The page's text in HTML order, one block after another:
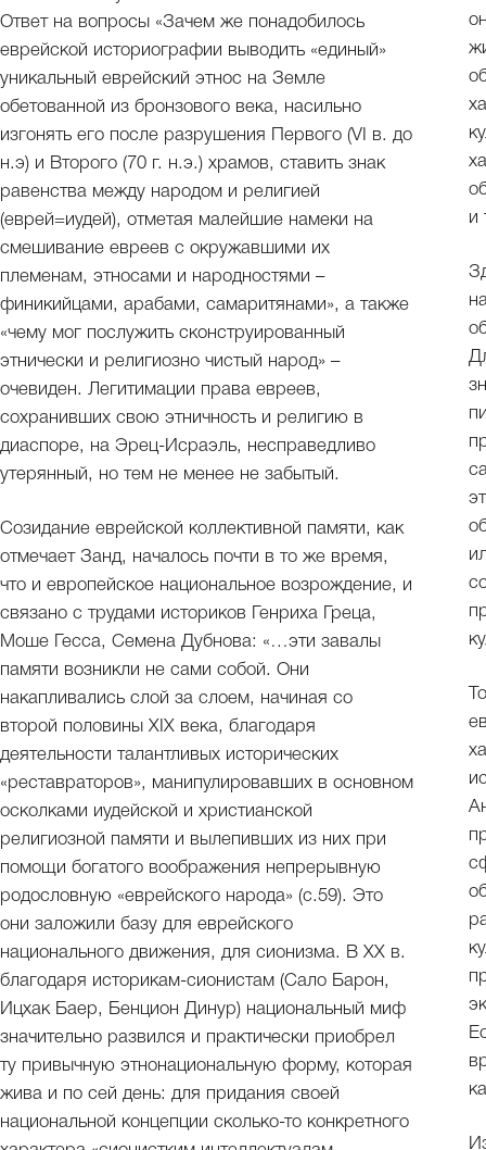
Ответ на вопросы «Зачем же понадобилось
еврейской историографии выводить «единый»
уникальный еврейский этнос на Земле
обетованной из бронзового века, насильно
изгонять его после разрушения Первого (VI в. до
н.э) и Второго (70 г. н.э.) храмов, ставить знак
равенства между народом и религией
(еврей=иудей), отметая малейшие намеки на
смешивание евреев с окружавшими их
племенам, этносами и народностями –
финикийцами, арабами, самаритянами», а также
«чему мог послужить сконструированный
этнически и религиозно чистый народ» –
очевиден. Легитимации права евреев,
сохранивших свою этничность и религию в
диаспоре, на Эрец-Исраэль, несправедливо
утерянный, но тем не менее не забытый.
Созидание еврейской коллективной памяти, как
отмечает Занд, началось почти в то же время,
что и европейское национальное возрождение, и
связано с трудами историков Генриха Греца,
Моше Гесса, Семена Дубнова: «…эти завалы
памяти возникли не сами собой. Они
накапливались слой за слоем, начиная со
второй половины XIX века, благодаря
деятельности талантливых исторических
«реставраторов», манипулировавших в основном
осколками иудейской и христианской
религиозной памяти и вылепивших из них при
помощи богатого воображения непрерывную
родословную «еврейского народа» (с.59). Это
они заложили базу для еврейского
национального движения, для сионизма. В XX в.
благодаря историкам-сионистам (Сало Барон,
Ицхак Баер, Бенцион Динур) национальный миф
значительно развился и практически приобрел
ту привычную этнонациональную форму, которая
жива и по сей день: для придания своей
национальной концепции сколько-то конкретного
и